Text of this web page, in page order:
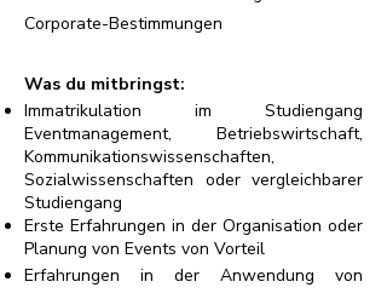
Corporate-Bestimmungen
Was du mitbringst:
Immatrikulation im Studiengang
Eventmanagement, Betriebswirtschaft,
Kommunikationswissenschaften,
Sozialwissenschaften oder vergleichbarer
Studiengang
Erste Erfahrungen in der Organisation oder
Planung von Events von Vorteil
Erfahrungen in der Anwendung von